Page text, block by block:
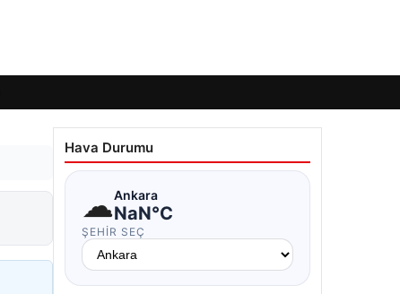
Hava Durumu
☁Ankara
NaN°C
ŞEHIR SEÇ